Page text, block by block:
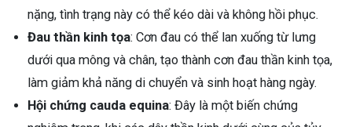
nặng, tình trạng này có thể kéo dài và không hồi phục.
Đau thần kinh tọa: Cơn đau có thể lan xuống từ lưng
dưới qua mông và chân, tạo thành cơn đau thần kinh tọa,
làm giảm khả năng di chuyển và sinh hoạt hàng ngày.
Hội chứng cauda equina: Đây là một biến chứng